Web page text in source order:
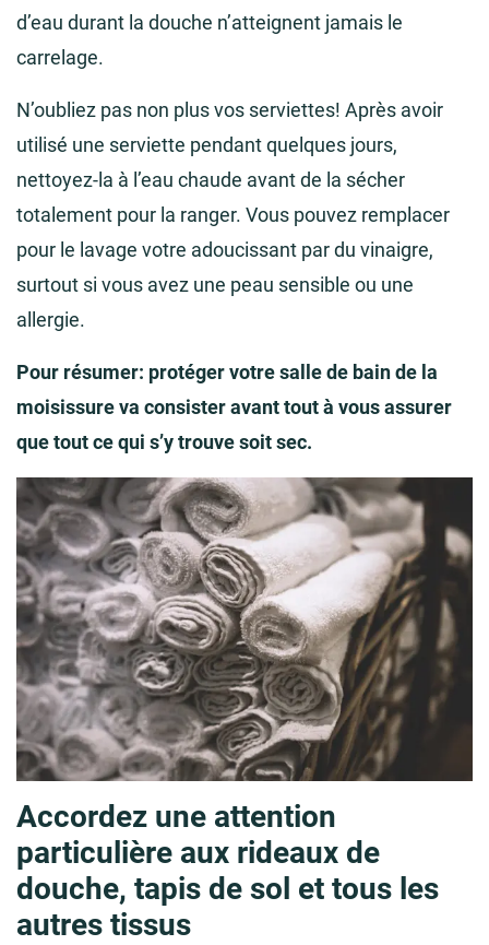
d’eau durant la douche n’atteignent jamais le
carrelage.
N’oubliez pas non plus vos serviettes! Après avoir
utilisé une serviette pendant quelques jours,
nettoyez-la à l’eau chaude avant de la sécher
totalement pour la ranger. Vous pouvez remplacer
pour le lavage votre adoucissant par du vinaigre,
surtout si vous avez une peau sensible ou une
allergie.
Pour résumer: protéger votre salle de bain de la
moisissure va consister avant tout à vous assurer
que tout ce qui s’y trouve soit sec.
Accordez une attention
particulière aux rideaux de
douche, tapis de sol et tous les
autres tissus